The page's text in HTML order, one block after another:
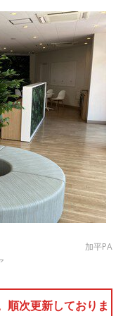
加平PA
順次更新しておりま